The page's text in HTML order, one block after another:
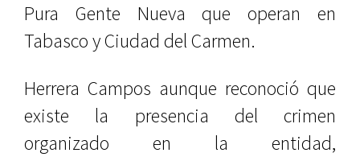
Pura Gente Nueva que operan en
Tabasco y Ciudad del Carmen.
Herrera Campos aunque reconoció que
existe la presencia del crimen
organizado en la entidad,